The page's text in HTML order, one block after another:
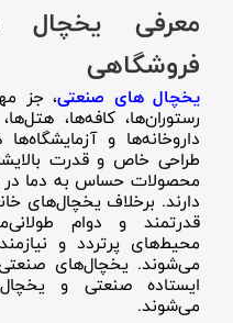
معرفی یخچال
فروشگاهی
یخچال های صنعتی، جز
رستوران‌ها، کافه‌ها،
داروخانه‌ها و
طراحی خاص و قدرت
محصولات حساس به دما در
دارند. برخلاف یخچال‌های
قدرتمند و دوام
محیط‌های پرتردد و
می‌شوند. یخچال‌های
ایستاده صنعتی و
می‌شوند.